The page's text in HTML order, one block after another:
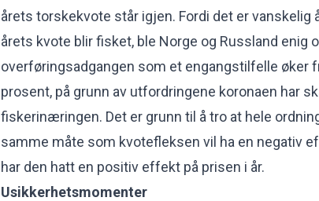
årets torskekvote står igjen. Fordi det er vanskelig
årets kvote blir fisket, ble Norge og Russland enig
overføringsadgangen som et engangstilfelle øker
prosent, på grunn av utfordringene koronaen har
fiskerinæringen. Det er grunn til å tro at hele
samme måte som kvotefleksen vil ha en negativ
har den hatt en positiv effekt på prisen i år.
Usikkerhetsmomenter